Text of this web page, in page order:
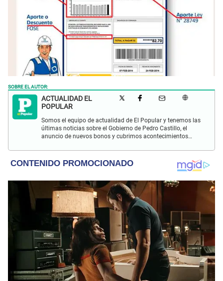
SOBRE EL AUTOR:
ACTUALIDAD EL
POPULAR
Somos el equipo de actualidad de El Popular y tenemos las
últimas noticias sobre el Gobierno de Pedro Castillo, el
anuncio de nuevos bonos y cubrimos acontecimientos